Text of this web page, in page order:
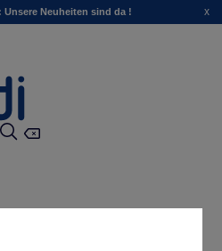
Unsere Neuheiten sind da ! x